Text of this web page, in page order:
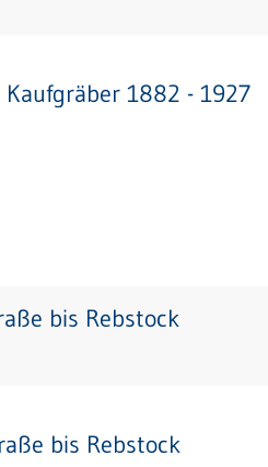
1882 - 1927
bis Rebstock
bis Rebstock